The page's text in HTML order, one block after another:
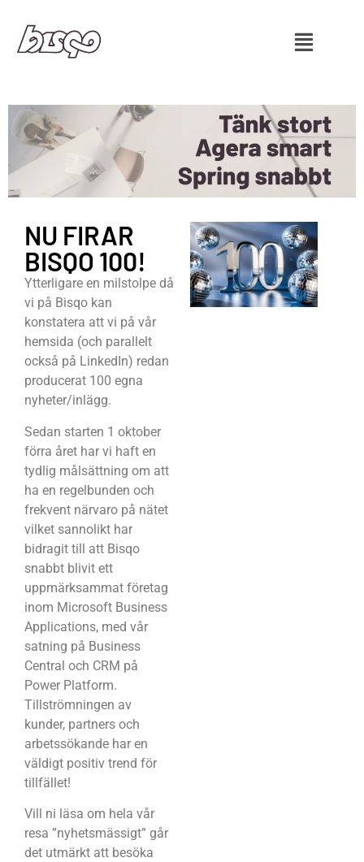
NU FIRAR
BISQO 100!
Ytterligare en milstolpe då
vi på Bisqo kan
konstatera att vi på vår
hemsida (och parallelt
också på LinkedIn) redan
producerat 100 egna
nyheter/inlägg.
Sedan starten 1 oktober
förra året har vi haft en
tydlig målsättning om att
ha en regelbunden och
frekvent närvaro på nätet
vilket sannolikt har
bidragit till att Bisqo
snabbt blivit ett
uppmärksammat företag
inom Microsoft Business
Applications, med vår
satning på Business
Central och CRM på
Power Platform.
Tillströmningen av
kunder, partners och
arbetssökande har en
väldigt positiv trend för
tillfället!
Vill ni läsa om hela vår
resa ”nyhetsmässigt” går
det utmärkt att besöka